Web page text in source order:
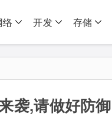
络 开发 存储
袭,请做好防御